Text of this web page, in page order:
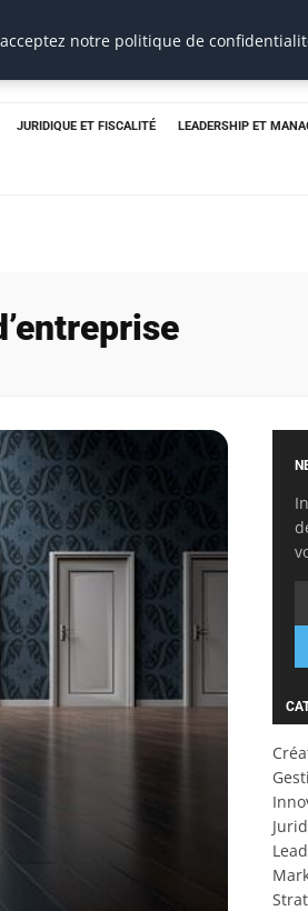
JURIDIQUE ET FISCALITÉ LEADERSHIP ET
notre politique de